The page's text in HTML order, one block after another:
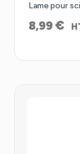
Lame pour
8,99€